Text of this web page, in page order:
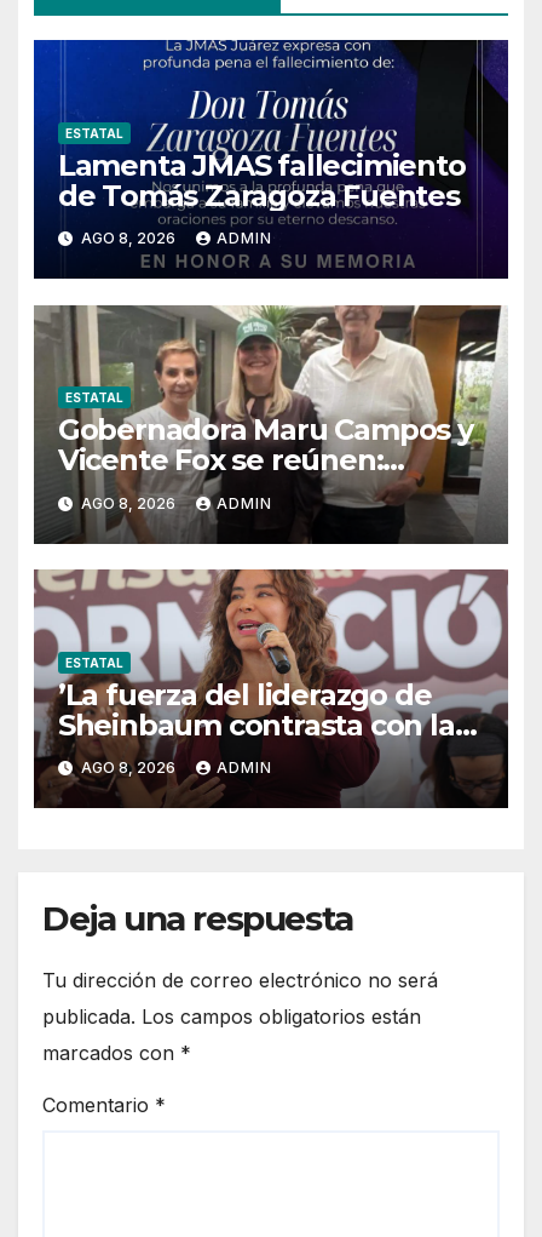
ESTATAL
Lamenta JMAS fallecimiento
de Tomás Zaragoza Fuentes
AGO 8, 2026 ADMIN
ESTATAL
Gobernadora Maru Campos y
Vicente Fox se reúnen:
llaman a recuperar
instituciones y fortalecer el
Estado de Derecho
AGO 8, 2026 ADMIN
ESTATAL
’La fuerza del liderazgo de
Sheinbaum contrasta con la
postura de Maru Campos’:
María Antonieta
AGO 8, 2026 ADMIN
Deja una respuesta
Tu dirección de correo electrónico no será
publicada. Los campos obligatorios están
marcados con *
Comentario *